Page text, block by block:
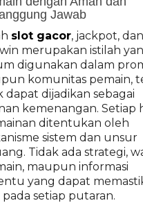
Jawab
slot gacor, jackpot, dan
merupakan istilah
digunakan dalam
komunitas pemain,
dapat dijadikan sebagai
kemenangan. Setiap
ditentukan oleh
sistem dan unsur
Tidak ada strategi,
maupun informasi
yang dapat
pada setiap putaran.